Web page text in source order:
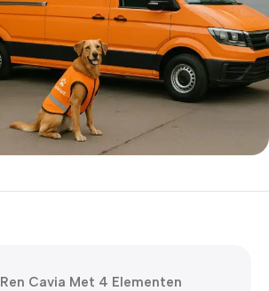
Cavia Met 4 Elementen